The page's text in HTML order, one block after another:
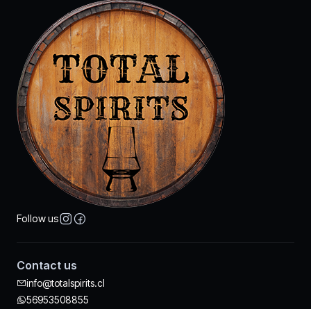
Follow us
Contact us
info@totalspirits.cl
56953508855